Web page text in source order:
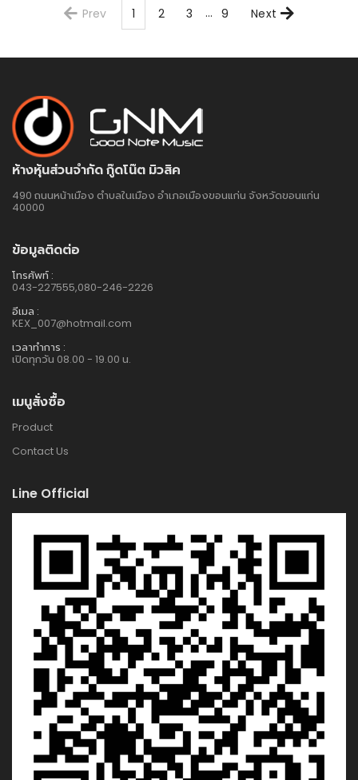
Prev 1 2 3 ... 9 Next
ห้างหุ้นส่วนจำกัด กู๊ดโน๊ต มิวสิค
490 ถนนหน้าเมือง ตำบลในเมือง อำเภอเมืองขอนแก่น จังหวัดขอนแก่น
40000
ข้อมูลติดต่อ
โทรศัพท์ :
043-227555,080-246-2226
อีเมล :
KEX_007@hotmail.com
เวลาทำการ :
เปิดทุกวัน 08.00 - 19.00 น.
เมนูสั่งซื้อ
Product
Contact Us
Line Official